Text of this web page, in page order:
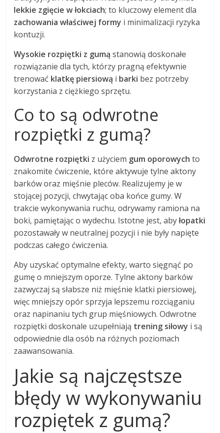
lekkie zgięcie w łokciach; to kluczowy element dla
zachowania właściwej formy i minimalizacji ryzyka
kontuzji.
Wysokie rozpiętki z gumą stanowią doskonałe
rozwiązanie dla tych, którzy pragną efektywnie
trenować klatkę piersiową i barki bez potrzeby
korzystania z ciężkiego sprzętu.
Co to są odwrotne
rozpiętki z gumą?
Odwrotne rozpiętki z użyciem gum oporowych to
znakomite ćwiczenie, które aktywuje tylne aktony
barków oraz mięśnie pleców. Realizujemy je w
stojącej pozycji, chwytając oba końce gumy. W
trakcie wykonywania ruchu, odrywamy ramiona na
boki, pamiętając o wydechu. Istotne jest, abyłopatki
pozostawały w neutralnej pozycji i nie były napięte
podczas całego ćwiczenia.
Aby uzyskać optymalne efekty, warto sięgnąć po
gumę o mniejszym oporze. Tylne aktony barków
zazwyczaj są słabsze niż mięśnie klatki piersiowej,
więc mniejszy opór sprzyja lepszemu rozciąganiu
oraz napinaniu tych grup mięśniowych. Odwrotne
rozpiętki doskonale uzupełniają trening siłowy i są
odpowiednie dla osób na różnych poziomach
zaawansowania.
Jakie są najczęstsze
błędy w wykonywaniu
rozpiętek z gumą?